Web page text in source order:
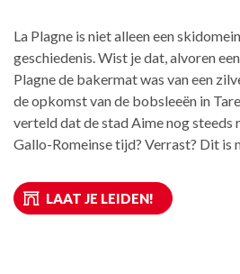
La Plagne is niet alleen een
geschiedenis. Wist je dat, alvoren
Plagne de bakermat was van een
de opkomst van de bobsleeën in
verteld dat de stad Aime nog steeds
Gallo-Romeinse tijd? Verrast? Dit is
LAAT JE LEIDEN!